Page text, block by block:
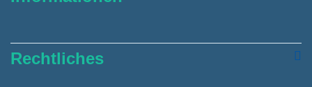
Rechtliches